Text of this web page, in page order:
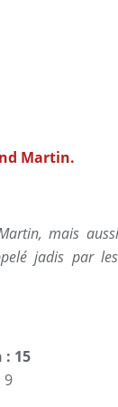
Martin.
mais
jadis par
: 15
9